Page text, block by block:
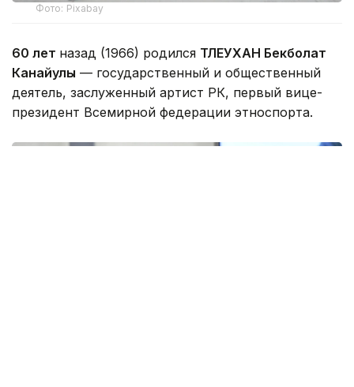
Фото: Pixabay
60 лет назад (1966) родился ТЛЕУХАН Бекболат
Канайулы — государственный и общественный
деятель, заслуженный артист РК, первый вице-
президент Всемирной федерации этноспорта.